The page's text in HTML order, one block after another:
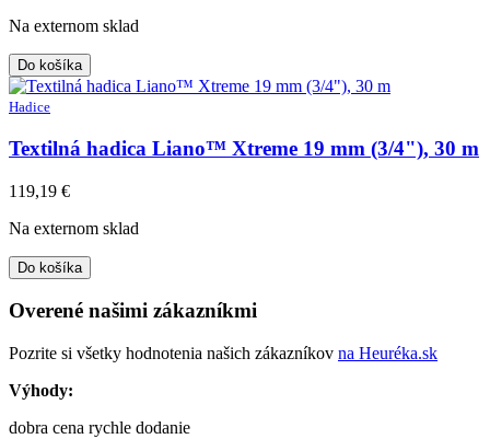
Na externom sklad
Do košíka
Hadice
Textilná hadica Liano™ Xtreme 19 mm (3/4"), 30 m
119,19 €
Na externom sklad
Do košíka
Overené našimi zákazníkmi
Pozrite si všetky hodnotenia našich zákazníkov na Heuréka.sk
Výhody:
dobra cena rychle dodanie